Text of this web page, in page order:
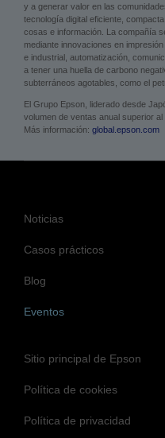
y a generar valor en las
tecnología digital eficiente,
cosas e información. La compañía
mediante innovaciones en
e industrial, automatización,
a tener una huella de carbono
subterráneos agotables, como el
El Grupo Epson, liderado desde
volumen de ventas anual superior al
Más información: global.epson.com
Noticias
Casos prácticos
Blog
Eventos
Sitio principal de Epson
Política de cookies
Política de privacidad